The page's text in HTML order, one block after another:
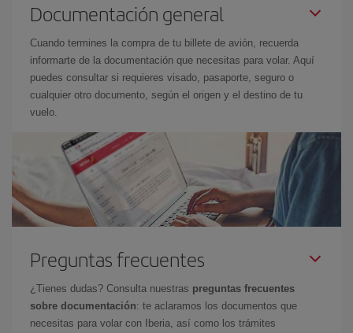
Documentación general
Cuando termines la compra de tu billete de avión, recuerda
informarte de la documentación que necesitas para volar. Aquí
puedes consultar si requieres visado, pasaporte, seguro o
cualquier otro documento, según el origen y el destino de tu
vuelo.
Preguntas frecuentes
¿Tienes dudas? Consulta nuestras preguntas frecuentes
sobre documentación: te aclaramos los documentos que
necesitas para volar con Iberia, así como los trámites